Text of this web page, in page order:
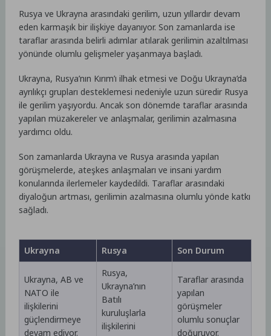
Rusya ve Ukrayna arasındaki gerilim, uzun yıllardır devam
eden karmaşık bir ilişkiye dayanıyor. Son zamanlarda ise
taraflar arasında belirli adımlar atılarak gerilimin azaltılması
yönünde olumlu gelişmeler yaşanmaya başladı.
Ukrayna, Rusya’nın Kırım’ı ilhak etmesi ve Doğu Ukrayna’da
ayrılıkçı grupları desteklemesi nedeniyle uzun süredir Rusya
ile gerilim yaşıyordu. Ancak son dönemde taraflar arasında
yapılan müzakereler ve anlaşmalar, gerilimin azalmasına
yardımcı oldu.
Son zamanlarda Ukrayna ve Rusya arasında yapılan
görüşmelerde, ateşkes anlaşmaları ve insani yardım
konularında ilerlemeler kaydedildi. Taraflar arasındaki
diyaloğun artması, gerilimin azalmasına olumlu yönde katkı
sağladı.
Ukrayna Rusya Son Durum
Ukrayna, AB ve
NATO ile
ilişkilerini
güçlendirmeye
devam ediyor.
Rusya,
Ukrayna’nın
Batılı
kuruluşlarla
ilişkilerini
Taraflar arasında
yapılan
görüşmeler
olumlu sonuçlar
doğuruyor.